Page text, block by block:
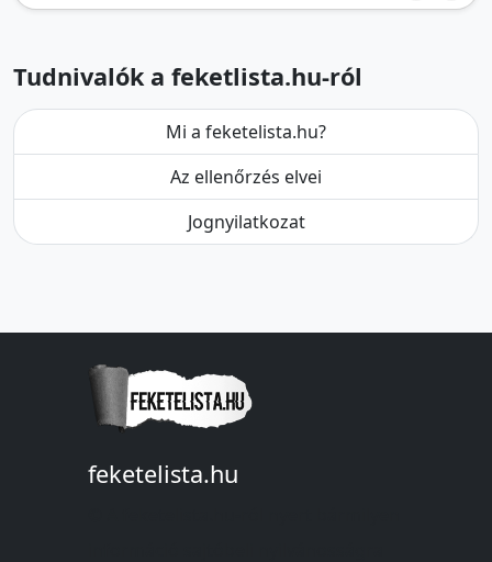
Tudnivalók a feketlista.hu-ról
Mi a feketelista.hu?
Az ellenőrzés elvei
Jognyilatkozat
feketelista.hu